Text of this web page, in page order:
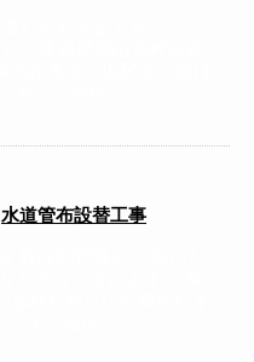
水道管布設替工事